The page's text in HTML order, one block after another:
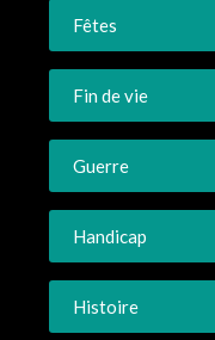
Fêtes
Fin de vie
Guerre
Handicap
Histoire